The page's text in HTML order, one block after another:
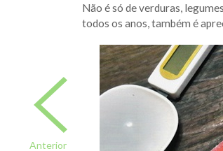
Anterior
Não é só de verduras,
todos os anos, também é